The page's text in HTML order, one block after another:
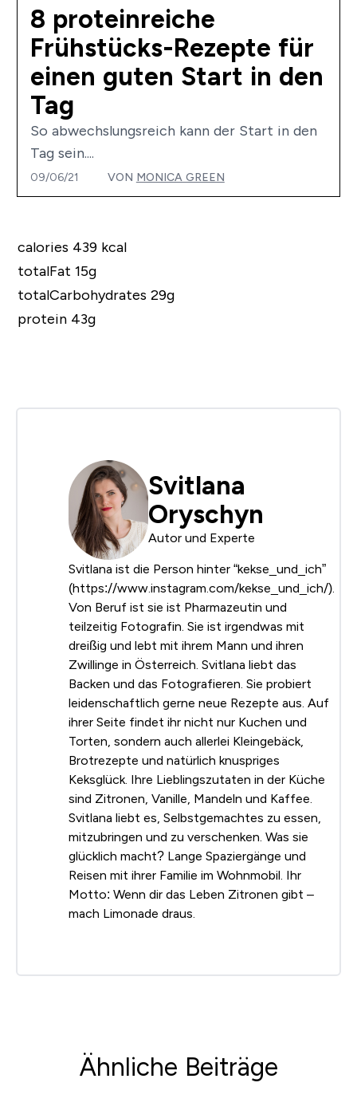
8 proteinreiche
Frühstücks-Rezepte für
einen guten Start in den
Tag
So abwechslungsreich kann der Start in den
Tag sein....
09/06/21 VON MONICA GREEN
calories 439 kcal
totalFat 15g
totalCarbohydrates 29g
protein 43g
Svitlana
Oryschyn
Autor und Experte
Svitlana ist die Person hinter “kekse_und_ich”
(https://www.instagram.com/kekse_und_ich/).
Von Beruf ist sie ist Pharmazeutin und
teilzeitig Fotografin. Sie ist irgendwas mit
dreißig und lebt mit ihrem Mann und ihren
Zwillinge in Österreich. Svitlana liebt das
Backen und das Fotografieren. Sie probiert
leidenschaftlich gerne neue Rezepte aus. Auf
ihrer Seite findet ihr nicht nur Kuchen und
Torten, sondern auch allerlei Kleingebäck,
Brotrezepte und natürlich knuspriges
Keksglück. Ihre Lieblingszutaten in der Küche
sind Zitronen, Vanille, Mandeln und Kaffee.
Svitlana liebt es, Selbstgemachtes zu essen,
mitzubringen und zu verschenken. Was sie
glücklich macht? Lange Spaziergänge und
Reisen mit ihrer Familie im Wohnmobil. Ihr
Motto: Wenn dir das Leben Zitronen gibt –
mach Limonade draus.
Ähnliche Beiträge